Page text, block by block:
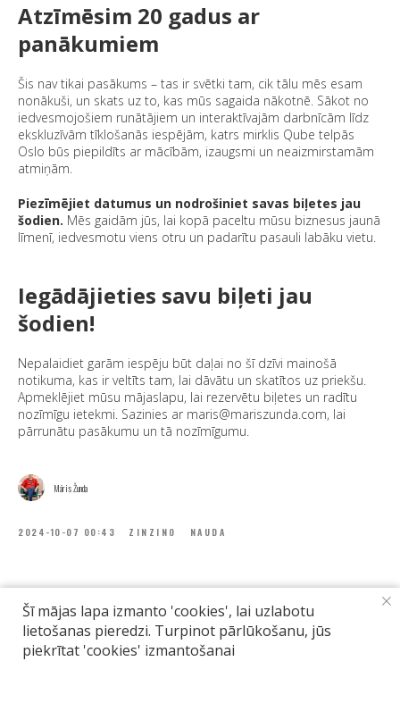
Atzīmēsim 20 gadus ar
panākumiem
Šis nav tikai pasākums – tas ir svētki tam, cik tālu mēs esam
nonākuši, un skats uz to, kas mūs sagaida nākotnē. Sākot no
iedvesmojošiem runātājiem un interaktīvajām darbnīcām līdz
ekskluzīvām tīklošanās iespējām, katrs mirklis Qube telpās
Oslo būs piepildīts ar mācībām, izaugsmi un neaizmirstamām
atmiņām.
Piezīmējiet datumus un nodrošiniet savas biļetes jau
šodien. Mēs gaidām jūs, lai kopā paceltu mūsu biznesus jaunā
līmenī, iedvesmotu viens otru un padarītu pasauli labāku vietu.
Iegādājieties savu biļeti jau
šodien!
Nepalaidiet garām iespēju būt daļai no šī dzīvi mainošā
notikuma, kas ir veltīts tam, lai dāvātu un skatītos uz priekšu.
Apmeklējiet mūsu mājaslapu, lai rezervētu biļetes un radītu
nozīmīgu ietekmi. Sazinies ar maris@mariszunda.com, lai
pārrunātu pasākumu un tā nozīmīgumu.
Māris Žunda
2024-10-07 00:43 ZINZINO NAUDA
Šī mājas lapa izmanto 'cookies', lai uzlabotu
lietošanas pieredzi. Turpinot pārlūkošanu, jūs
piekrītat 'cookies' izmantošanai